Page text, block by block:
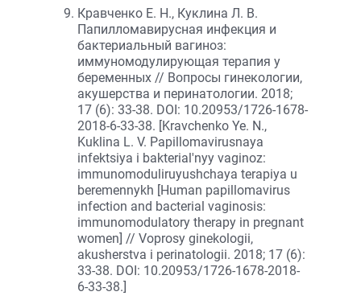
Кравченко Е. Н., Куклина Л. В.
Папилломавирусная инфекция и
бактериальный вагиноз:
иммуномодулирующая терапия у
беременных // Вопросы гинекологии,
акушерства и перинатологии. 2018;
17 (6): 33-38. DOI: 10.20953/1726-1678-
2018-6-33-38. [Kravchenko Ye. N.,
Kuklina L. V. Papillomavirusnaya
infektsiya i bakterial'nyy vaginoz:
immunomoduliruyushchaya terapiya u
beremennykh [Human papillomavirus
infection and bacterial vaginosis:
immunomodulatory therapy in pregnant
women] // Voprosy ginekologii,
akusherstva i perinatologii. 2018; 17 (6):
33-38. DOI: 10.20953/1726-1678-2018-
6-33-38.]